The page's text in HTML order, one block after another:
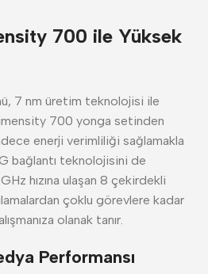
700 ile Yüksek
7 nm üretim teknolojisi ile
700 yonga setinden
enerji verimliliği sağlamakla
bağlantı teknolojisini de
hızına ulaşan 8 çekirdekli
çoklu görevlere kadar
olanak tanır.
Performansı